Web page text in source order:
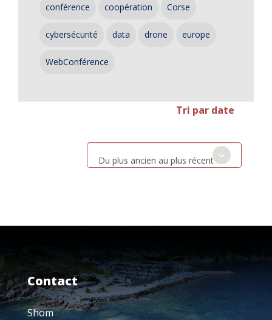
conférence coopération Corse
cybersécurité data drone europe
WebConférence
Tri par date
Du plus ancien au plus récent
Contact
Shom